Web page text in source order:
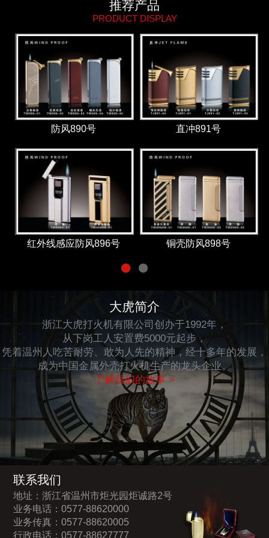
推荐产品
PRODUCT DISPLAY
防风890号 直冲891号
红外线感应防风896号 铜壳防风898号
大虎简介
浙江大虎打火机有限公司创办于1992年，
从下岗工人安置费5000元起步，
凭着温州人吃苦耐劳、敢为人先的精神，经十多年的发展，
成为中国金属外壳打火机生产的龙头企业。
了解我们的故事 >
联系我们
地址：浙江省温州市炬光园炬诚路2号
业务电话：0577-88620000
业务传真：0577-88620005
行政电话：0577-88627777